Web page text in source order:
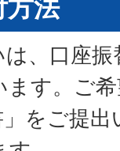
方法
、口座
す。ご
」をご提